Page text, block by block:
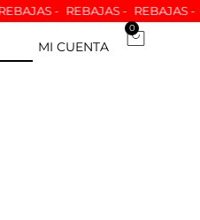
REBAJAS - REBAJAS - REBAJAS
MI CUENTA
0
Carrito